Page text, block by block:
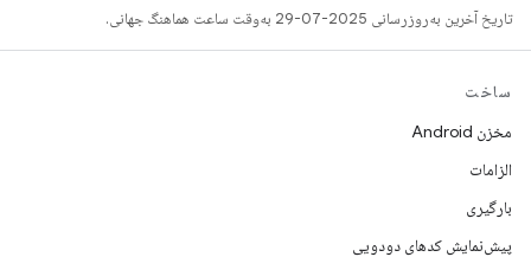
تاریخ آخرین به‌روزرسانی 2025-07-29 به‌وقت ساعت هماهنگ جهانی.
ساخت
مخزن Android
الزامات
بارگیری
پیش‌نمایش کدهای دودویی